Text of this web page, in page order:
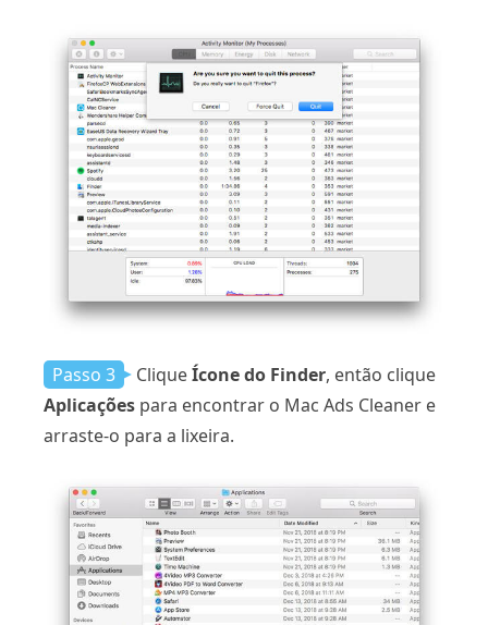
Passo 3 CliqueÍcone do Finder, então clique
Aplicações para encontrar o Mac Ads Cleaner e
arraste-o para a lixeira.